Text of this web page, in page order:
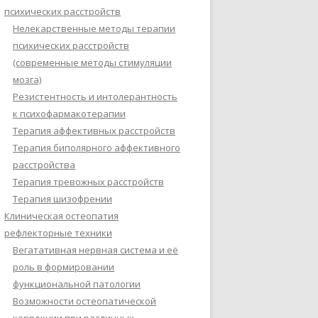
психических расстройств
Нелекарственные методы терапии
психических расстройств
(современные методы стимуляции
мозга)
Резистентность и интолерантность
к психофармакотерапии
Терапия аффективных расстройств
Терапия биполярного аффективного
расстройства
Терапия тревожных расстройств
Терапия шизофрении
Клиническая остеопатия
рефлекторные техники
Вегатативная нервная система и её
роль в формировании
функциональной патологии
Возможности остеопатической